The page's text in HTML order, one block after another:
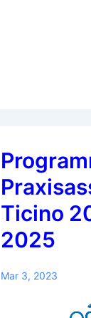
Ticino
2025
Mar 3, 2023